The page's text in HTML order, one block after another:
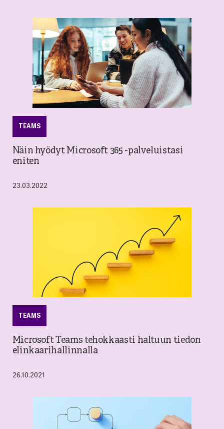
TEAMS
Näin hyödyt Microsoft 365 -palveluistasi
eniten
23.03.2022
TEAMS
Microsoft Teams tehokkaasti haltuun tiedon
elinkaarihallinnalla
26.10.2021